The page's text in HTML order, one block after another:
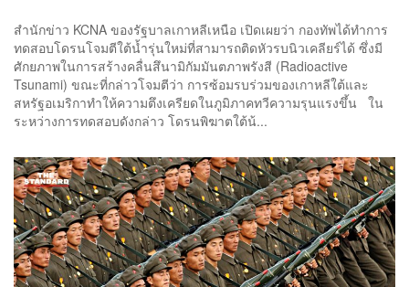
สำนักข่าว KCNA ของรัฐบาลเกาหลีเหนือ เปิดเผยว่า กองทัพได้ทำการ
ทดสอบโดรนโจมตีใต้น้ำรุ่นใหม่ที่สามารถติดหัวรบนิวเคลียร์ได้ ซึ่งมี
ศักยภาพในการสร้างคลื่นสึนามิกัมมันตภาพรังสี (Radioactive
Tsunami) ขณะที่กล่าวโจมตีว่า การซ้อมรบร่วมของเกาหลีใต้และ
สหรัฐอเมริกาทำให้ความตึงเครียดในภูมิภาคทวีความรุนแรงขึ้น ใน
ระหว่างการทดสอบดังกล่าว โดรนพิฆาตใต้น้...